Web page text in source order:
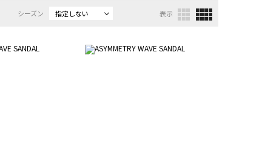
シーズン 指定しない 表示